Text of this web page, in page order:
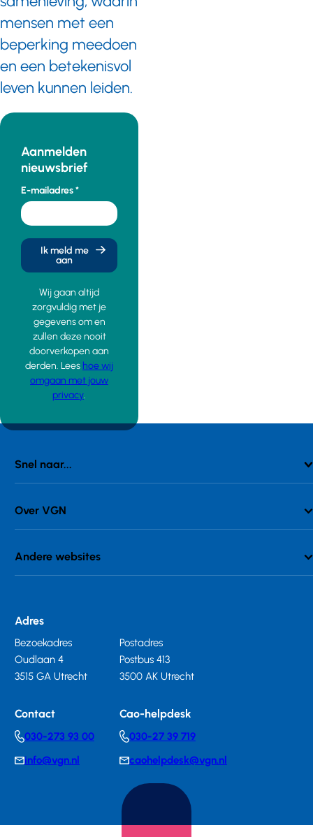
mensen met een
beperking meedoen
en een betekenisvol
leven kunnen leiden.
Aanmelden
nieuwsbrief
E-mailadres
Ik meld me
aan
Wij gaan altijd
zorgvuldig met je
gegevens om en
zullen deze nooit
doorverkopen aan
derden. Lees hoe wij
omgaan met jouw
privacy.
Snel naar...
Over VGN
Andere websites
Adres
Bezoekadres
Oudlaan 4
3515 GA Utrecht
Postadres
Postbus 413
3500 AK Utrecht
Contact
Telephonenumber
030-273 93 00
E-info@vgn.nl
Cao-helpdesk
Telephonenumber
030-27 39 719
E-caohelpdesk@vgn.nl